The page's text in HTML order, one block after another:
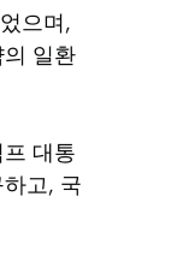
으며,
일환
대통
고, 국